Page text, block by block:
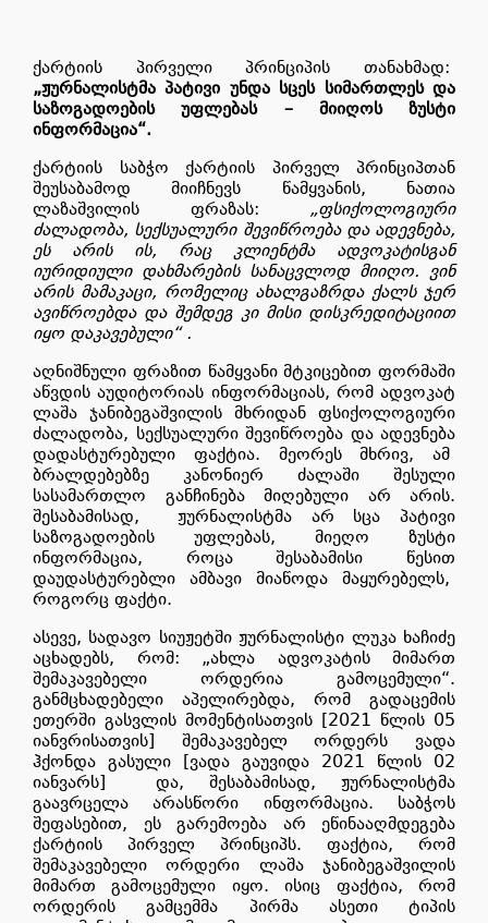
ქარტიის პირველი პრინციპის თანახმად:
„ჟურნალისტმა პატივი უნდა სცეს სიმართლეს და
საზოგადოების უფლებას – მიიღოს ზუსტი
ინფორმაცია“.
ქარტიის საბჭო ქარტიის პირველ პრინციპთან
შეუსაბამოდ მიიჩნევს წამყვანის, ნათია
ლაზაშვილის ფრაზას:
„ფსიქოლოგიური
ძალადობა, სექსუალური შევიწროება და ადევნება,
ეს არის ის, რაც კლიენტმა ადვოკატისგან
იურიდიული დახმარების სანაცვლოდ მიიღო. ვინ
არის მამაკაცი, რომელიც ახალგაზრდა ქალს ჯერ
ავიწროებდა და შემდეგ კი მისი დისკრედიტაციით
იყო დაკავებული“ .
აღნიშნული ფრაზით წამყვანი მტკიცებით ფორმაში
აწვდის აუდიტორიას ინფორმაციას, რომ ადვოკატ
ლაშა ჯანიბეგაშვილის მხრიდან ფსიქოლოგიური
ძალადობა, სექსუალური შევიწროება და ადევნება
დადასტურებული ფაქტია. მეორეს მხრივ, ამ
ბრალდებებზე კანონიერ ძალაში შესული
სასამართლო განჩინება მიღებული არ არის.
შესაბამისად,
ჟურნალისტმა არ სცა პატივი
საზოგადოების უფლებას, მიეღო ზუსტი
ინფორმაცია, როცა შესაბამისი წესით
დაუდასტურებლი ამბავი მიაწოდა მაყურებელს,
როგორც ფაქტი.
ასევე, სადავო სიუჟეტში ჟურნალისტი ლუკა ხაჩიძე
აცხადებს, რომ: „ახლა ადვოკატის მიმართ
შემაკავებელი ორდერია გამოცემული“.
განმცხადებელი აპელირებდა, რომ გადაცემის
ეთერში გასვლის მომენტისათვის [2021 წლის 05
იანვრისათვის] შემაკავებელ ორდერს ვადა
ჰქონდა გასული [ვადა გაუვიდა 2021 წლის 02
იანვარს]
და, შესაბამისად, ჟურნალისტმა
გაავრცელა არასწორი ინფორმაცია. საბჭოს
შეფასებით, ეს გარემოება არ ეწინააღმდეგება
ქარტიის პირველ პრინციპს. ფაქტია, რომ
შემაკავებელი ორდერი ლაშა ჯანიბეგაშვილის
მიმართ გამოცემული იყო. ისიც ფაქტია, რომ
ორდერის გამცემმა პირმა ასეთი ტიპის